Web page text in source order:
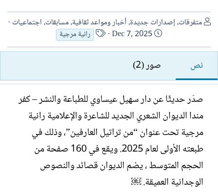
ا
ك
ت
ب
متفرقات، إصدارات جديدة، أخبار ومواعد ثقافية، مسابقات، اجتماعيات
ت
ا
ي
خ
إ
ش
ا
ء
Dec 7, 2025
ا
س
ل
ا
ت
ب
رانية مرجية
نص صور (2)
صدَر حديثًا عن دار سهيل عيساوي للطباعة والنشر – كفر
مندا الديوان الشعري الجديد للشاعرة والإعلامية رانية
مرجية تحت عنوان “من تراتيل العارفين”، وذلك في
طبعته الأولى لعام 2025. ويقع في 160 صفحة من
الحجم المتوسط ، يضم الديوان قصائد والنصوص
الوجدانية العميقة. ￼